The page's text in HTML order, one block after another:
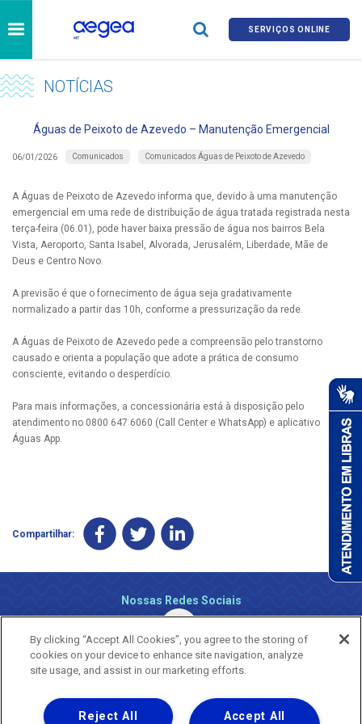
SERVIÇOS ONLINE
NOTÍCIAS
Águas de Peixoto de Azevedo – Manutenção Emergencial
06/01/2026 Comunicados Comunicados Águas de Peixoto de Azevedo
A Águas de Peixoto de Azevedo informa que, devido à uma manutenção
emergencial em uma rede de distribuição de água tratada registrada nesta
terça-feira (06.01), pode haver baixa pressão de água nos bairros Bela
Vista, Aeroporto, Santa Isabel, Alvorada, Jerusalém, Liberdade, Mãe de
Deus e Centro Novo.
A previsão é que o fornecimento de água seja gradativamente
normalizado a partir das 10h, conforme a pressurização da rede.
A Águas de Peixoto de Azevedo pede a compreensão pelo transtorno
causado e orienta a população que adote a prática de consumo
consciente, evitando o desperdício.
Para mais informações, a concessionária está à disposição pelo
atendimento no 0800 647 6060 (Call Center e WhatsApp) e aplicativo
Águas App.
Compartilhar:
Nossas Redes Sociais
By clicking “Accept All Cookies”, you agree to the storing of
cookies on your device to enhance site navigation, analyze
site usage, and assist in our marketing efforts.
Accept All
Reject All